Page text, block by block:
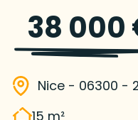
38 000
Nice - 06300 -
15 m²